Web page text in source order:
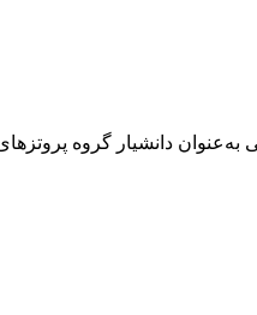
دانشیار گروه